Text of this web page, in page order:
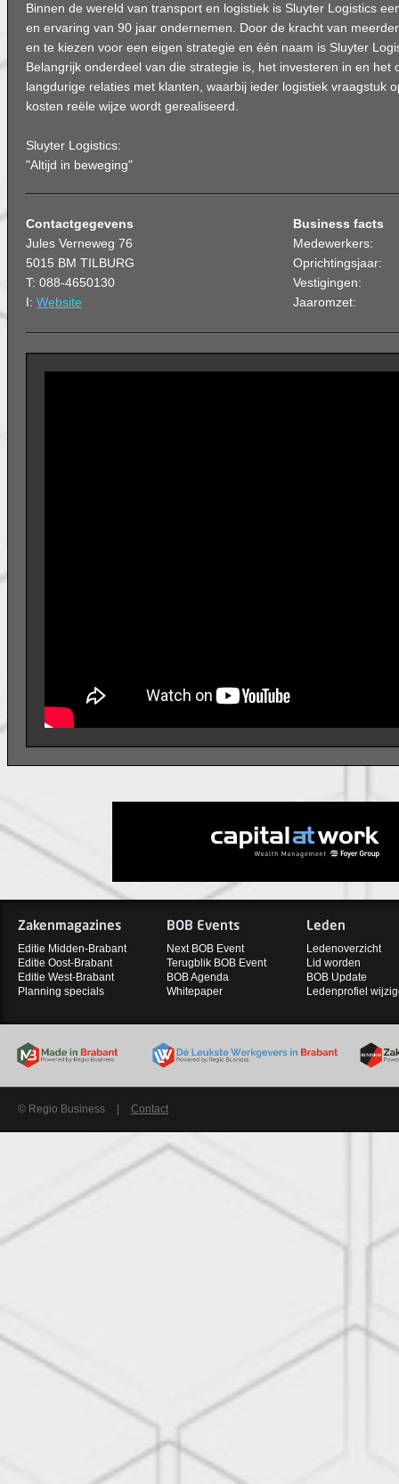
Binnen de wereld van transport en logistiek is Sluyter Logistics
en ervaring van 90 jaar ondernemen. Door de kracht van
en te kiezen voor een eigen strategie en één naam is Sluyter
Belangrijk onderdeel van die strategie is, het investeren in en het
langdurige relaties met klanten, waarbij ieder logistiek vraagstuk
kosten reële wijze wordt gerealiseerd.
Sluyter Logistics:
"Altijd in beweging"
Contactgegevens
Jules Verneweg 76
5015 BM TILBURG
T: 088-4650130
I: Website
Business facts
Medewerkers:
Oprichtingsjaar:
Vestigingen:
Jaaromzet:
Zakenmagazines
Editie Midden-Brabant
Editie Oost-Brabant
Editie West-Brabant
Planning specials
BOB Events
Next BOB Event
Terugblik BOB Event
BOB Agenda
Whitepaper
Leden
Ledenoverzicht
Lid worden
BOB Update
Ledenprofiel
© Regio Business Contact